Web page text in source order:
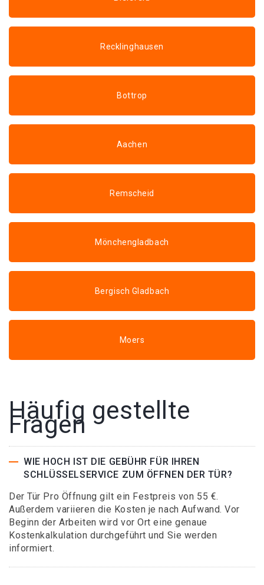
Recklinghausen
Bottrop
Aachen
Remscheid
Mönchengladbach
Bergisch Gladbach
Moers
Häufig gestellte
Fragen
WIE HOCH IST DIE GEBÜHR FÜR IHREN
SCHLÜSSELSERVICE ZUM ÖFFNEN DER TÜR?
Der Tür Pro Öffnung gilt ein Festpreis von 55 €.
Außerdem variieren die Kosten je nach Aufwand. Vor
Beginn der Arbeiten wird vor Ort eine genaue
Kostenkalkulation durchgeführt und Sie werden
informiert.